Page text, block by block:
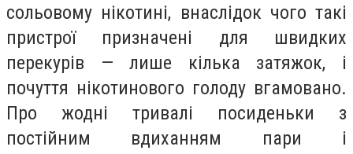
сольовому нікотині, внаслідок чого такі
пристрої призначені для швидких
перекурів — лише кілька затяжок, і
почуття нікотинового голоду вгамовано.
Про жодні тривалі посиденьки з
постійним вдиханням пари і